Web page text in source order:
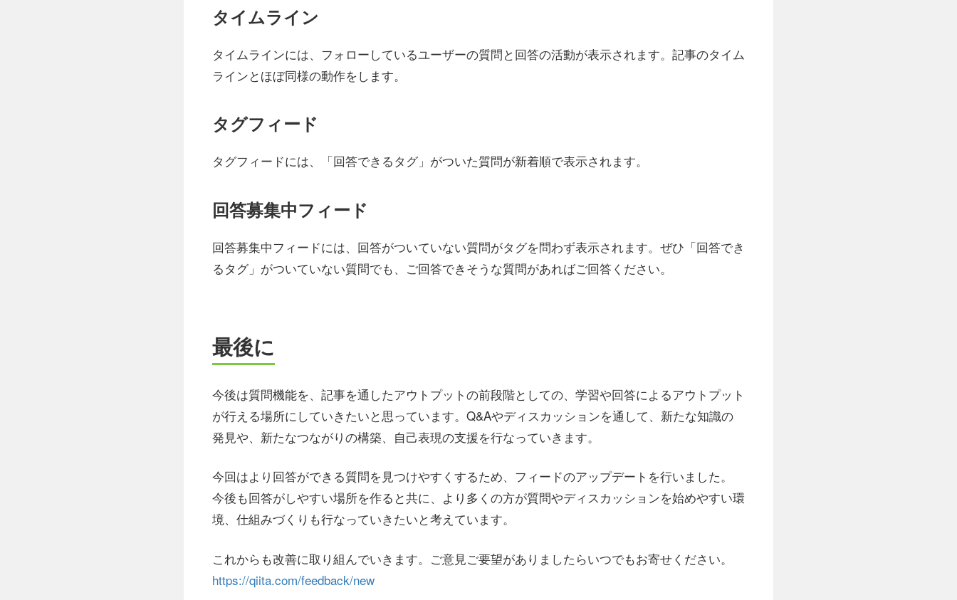
タイムライン
タイムラインには、フォローしているユーザーの質問と回答の活動が表示されます。記事のタイム
ラインとほぼ同様の動作をします。
タグフィード
タグフィードには、「回答できるタグ」がついた質問が新着順で表示されます。
回答募集中フィード
回答募集中フィードには、回答がついていない質問がタグを問わず表示されます。ぜひ「回答でき
るタグ」がついていない質問でも、ご回答できそうな質問があればご回答ください。
最後に
今後は質問機能を、記事を通したアウトプットの前段階としての、学習や回答によるアウトプット
が行える場所にしていきたいと思っています。Q&Aやディスカッションを通して、新たな知識の
発見や、新たなつながりの構築、自己表現の支援を行なっていきます。
今回はより回答ができる質問を見つけやすくするため、フィードのアップデートを行いました。
今後も回答がしやすい場所を作ると共に、より多くの方が質問やディスカッションを始めやすい環
境、仕組みづくりも行なっていきたいと考えています。
これからも改善に取り組んでいきます。ご意見ご要望がありましたらいつでもお寄せください。
https://qiita.com/feedback/new